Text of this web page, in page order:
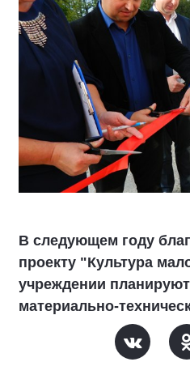
В следующем году
проекту "Культура
учреждении
материально-